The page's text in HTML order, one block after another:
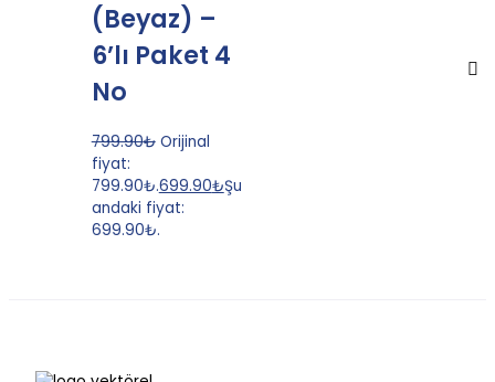
(Beyaz) –
6’lı Paket 4
No
799.90₺ Orijinal
fiyat:
799.90₺.699.90₺Şu
andaki fiyat:
699.90₺.